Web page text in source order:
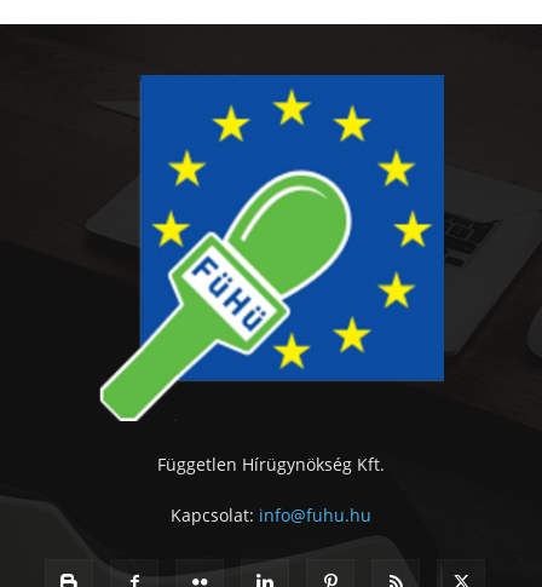
Független Hírügynökség Kft.
Kapcsolat: info@fuhu.hu